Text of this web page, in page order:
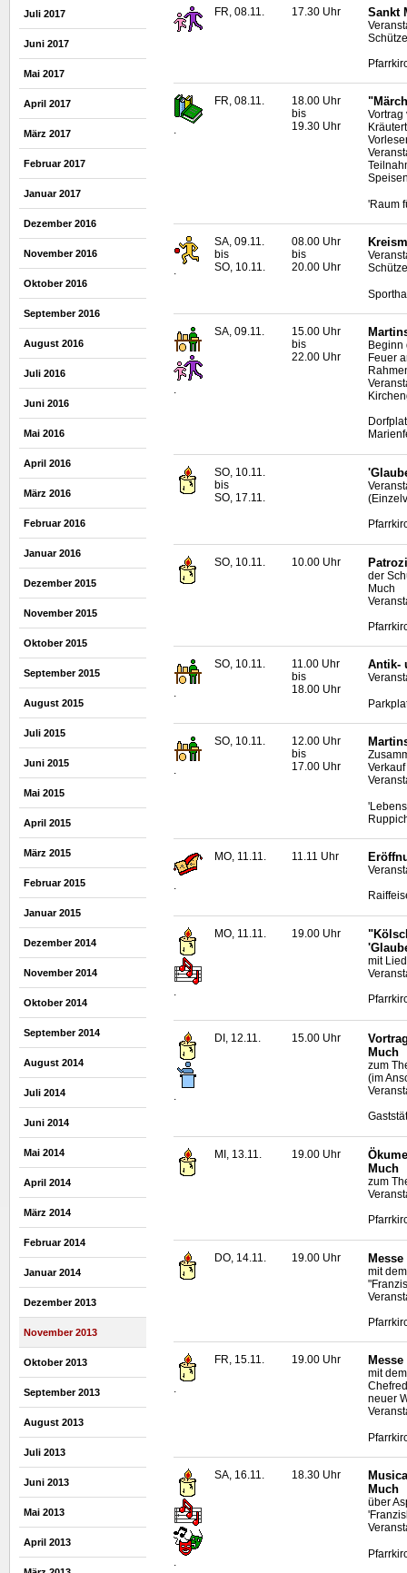
Juli 2017
Juni 2017
Mai 2017
April 2017
März 2017
Februar 2017
Januar 2017
Dezember 2016
November 2016
Oktober 2016
September 2016
August 2016
Juli 2016
Juni 2016
Mai 2016
April 2016
März 2016
Februar 2016
Januar 2016
Dezember 2015
November 2015
Oktober 2015
September 2015
August 2015
Juli 2015
Juni 2015
Mai 2015
April 2015
März 2015
Februar 2015
Januar 2015
Dezember 2014
November 2014
Oktober 2014
September 2014
August 2014
Juli 2014
Juni 2014
Mai 2014
April 2014
März 2014
Februar 2014
Januar 2014
Dezember 2013
November 2013
Oktober 2013
September 2013
August 2013
Juli 2013
Juni 2013
Mai 2013
April 2013
FR, 08.11. 17.30 Uhr Sankt
.
FR, 08.11.
18.00 Uhr
bis
19.30 Uhr
Vortrag
'Raum
.
SA, 09.11.
bis
SO, 10.11.
08.00 Uhr
bis
20.00 Uhr
.
SA, 09.11.
15.00 Uhr
bis
22.00 Uhr
Beginn
Feuer
SO, 10.11.
bis
SO, 17.11.
SO, 10.11. 10.00 Uhr
der
Much
.
SO, 10.11.
11.00 Uhr
bis
18.00 Uhr
Antik-
.
SO, 10.11.
12.00 Uhr
bis
17.00 Uhr
.
MO, 11.11. 11.11 Uhr
MO, 11.11. 19.00 Uhr
mit
.
DI, 12.11. 15.00 Uhr
Much
zum
(im
MI, 13.11. 19.00 Uhr
Much
zum
DO, 14.11. 19.00 Uhr
mit
.
FR, 15.11. 19.00 Uhr
mit
neuer
.
SA, 16.11. 18.30 Uhr
Much
über